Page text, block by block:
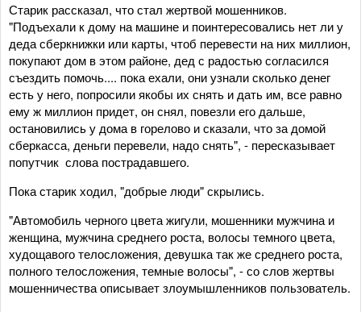
Старик рассказал, что стал жертвой мошенников.
"Подъехали к дому на машине и поинтересовались нет ли у
деда сберкнижки или карты, чтоб перевести на них миллион,
покупают дом в этом районе, дед с радостью согласился
съездить помочь.... пока ехали, они узнали сколько денег
есть у него, попросили якобы их снять и дать им, все равно
ему ж миллион придет, он снял, повезли его дальше,
остановились у дома в горелово и сказали, что за домой
сберкасса, деньги перевели, надо снять", - пересказывает
попутчик слова пострадавшего.
Пока старик ходил, "добрые люди" скрылись.
"Автомобиль черного цвета жигули, мошенники мужчина и
женщина, мужчина среднего роста, волосы темного цвета,
худощавого телосложения, девушка так же среднего роста,
полного телосложения, темные волосы", - со слов жертвы
мошенничества описывает злоумышленников пользователь.